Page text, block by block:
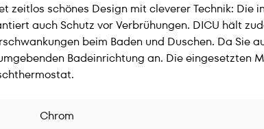
zeitlos schönes Design mit cleverer Technik:
auch Schutz vor Verbrühungen. DICU hält
beim Baden und Duschen. Da
Badeinrichtung an. Die eingesetzten
Chrom